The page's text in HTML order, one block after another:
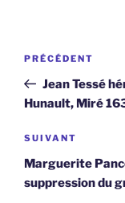
Navigation
l’article
Article
précédent
PRÉCÉDENT
Jean Tessé
Hunault, Miré
Article
suivant
SUIVANT
Marguerite
suppression du